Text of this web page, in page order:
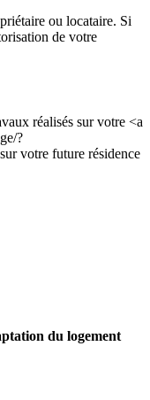
ou locataire. Si
de votre
réalisés sur votre <a
?
votre future résidence
du logement